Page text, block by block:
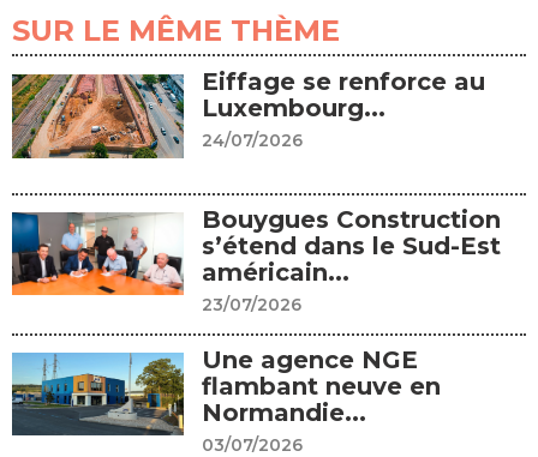
SUR LE MÊME THÈME
Eiffage se renforce au
Luxembourg...
24/07/2026
Bouygues Construction
s’étend dans le Sud-Est
américain...
23/07/2026
Une agence NGE
flambant neuve en
Normandie...
03/07/2026